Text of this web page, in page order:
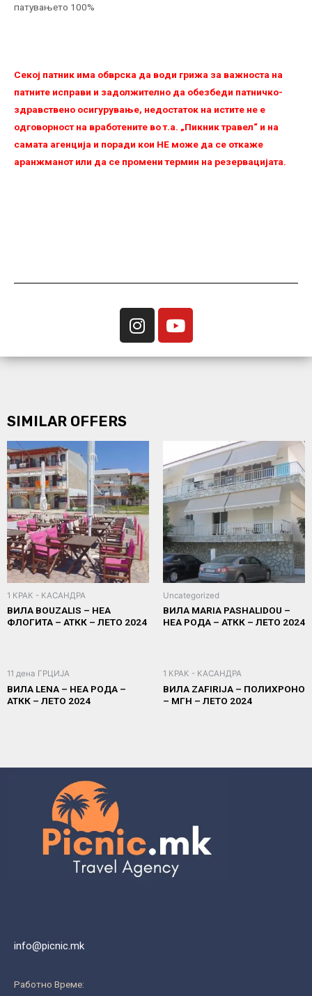
патувањето 100%
Секој патник има обврска да води грижа за важноста на
патните исправи и задолжително да обезбеди патничко-
здравствено осигурување, недостаток на истите не е
одговорност на вработените во т.а. „Пикник травел“ и на
самата агенција и поради кои НЕ можe да се откаже
аранжманот или да се промени термин на резервацијата.
SIMILAR OFFERS
1 КРАК - КАСАНДРА
ВИЛА BOUZALIS – НЕА
ФЛОГИТА – АТКК – ЛЕТО 2024
Uncategorized
ВИЛА MARIA PASHALIDOU –
НЕА РОДА – АТКК – ЛЕТО 2024
11 дена ГРЦИЈА
ВИЛА LENA – НЕА РОДА –
АТКК – ЛЕТО 2024
1 КРАК - КАСАНДРА
ВИЛА ZAFIRIJA – ПОЛИХРОНО
– МГН – ЛЕТО 2024
info@picnic.mk
Работно Време: